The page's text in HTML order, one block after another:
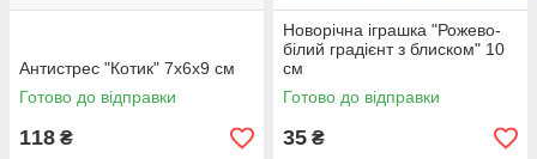
Антистрес "Котик" 7х6х9 см
Готово до відправки
118 ₴
Новорічна іграшка "Рожево-
білий градієнт з блиском" 10
см
Готово до відправки
35 ₴